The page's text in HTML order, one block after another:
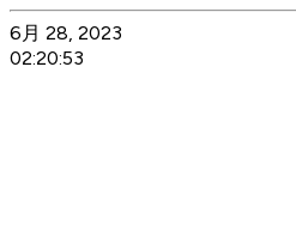
6月 28, 2023
02:20:53